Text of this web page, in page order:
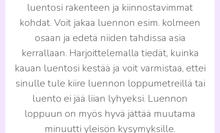
luentosi rakenteen ja kiinnostavimmat
kohdat. Voit jakaa luennon esim. kolmeen
osaan ja edetä niiden tahdissa asia
kerrallaan. Harjoittelemalla tiedät, kuinka
kauan luentosi kestää ja voit varmistaa, ettei
sinulle tule kiire luennon loppumetreillä tai
luento ei jää liian lyhyeksi. Luennon
loppuun on myös hyvä jättää muutama
minuutti yleisön kysymyksille.